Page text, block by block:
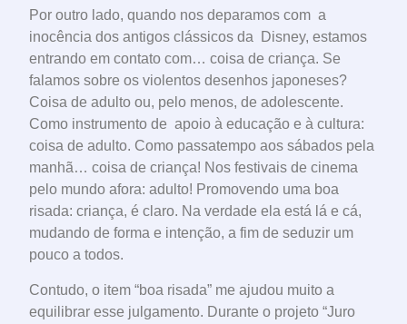
Por outro lado, quando nos deparamos com a
inocência dos antigos clássicos da Disney, estamos
entrando em contato com… coisa de criança. Se
falamos sobre os violentos desenhos japoneses?
Coisa de adulto ou, pelo menos, de adolescente.
Como instrumento de apoio à educação e à cultura:
coisa de adulto. Como passatempo aos sábados pela
manhã… coisa de criança! Nos festivais de cinema
pelo mundo afora: adulto! Promovendo uma boa
risada: criança, é claro. Na verdade ela está lá e cá,
mudando de forma e intenção, a fim de seduzir um
pouco a todos.
Contudo, o item “boa risada” me ajudou muito a
equilibrar esse julgamento. Durante o projeto “Juro